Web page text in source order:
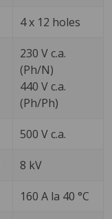
4 x 12 holes
230 V c.a.
(Ph/N)
440 V c.a.
(Ph/Ph)
500 V c.a.
8 kV
160 A la 40 °C